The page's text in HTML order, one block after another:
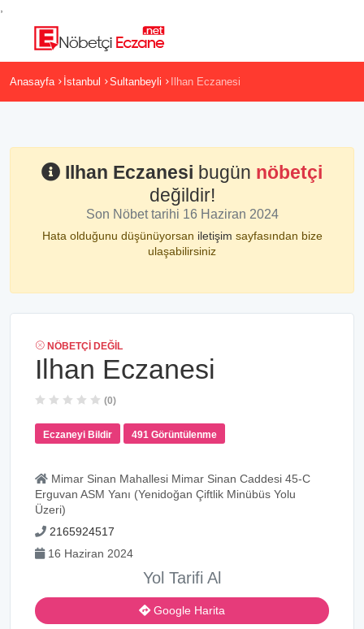
Anasayfa İstanbul Sultanbeyli Ilhan Eczanesi
Ilhan Eczanesi bugün nöbetçi
değildir!
Son Nöbet tarihi 16 Haziran 2024
Hata olduğunu düşünüyorsan iletişim sayfasından bize
ulaşabilirsiniz
NÖBETÇI DEĞIL
Ilhan Eczanesi
(0)
Eczaneyi Bildir 491 Görüntülenme
Mimar Sinan Mahallesi Mimar Sinan Caddesi 45-C
Erguvan ASM Yanı (Yenidoğan Çiftlik Minübüs Yolu
Üzeri)
2165924517
16 Haziran 2024
Yol Tarifi Al
Google Harita